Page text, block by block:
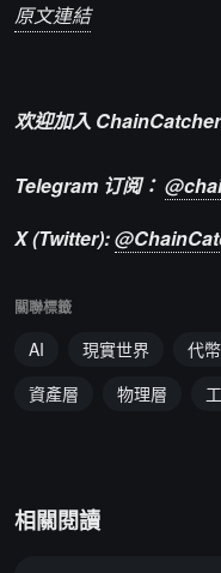
原文連結
欢迎加入
Telegram 订阅：
X (Twitter):
關聯標籤
AI 現實世界 代
資產層
物理層
相關閱讀